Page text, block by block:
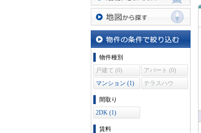
沿線・駅から探す
地図から探す
物件の条件で絞り込む
物件種別
戸建て (0)
アパート (0)
マンション (1)
テラスハウ
間取り
2DK (1)
賃料